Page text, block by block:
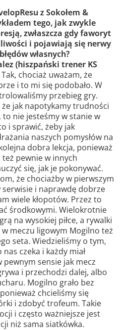
z Sokołem &
tego, jak zwykle
zwłaszcza gdy faworyt
i pojawiają się nerwy
własnych?
(hiszpański trener KS
Tak, chociaż uważam, że
i to mi się podobało. W
przebieg gry.
jak napotykamy trudności
nie jesteśmy w stanie w
i sprawić, żeby jak
naszych pomysłów na
dobra lekcja, ponieważ
pewnie w innych
się, jak je pokonywać.
że chociażby w pierwszym
serwisie i naprawdę dobrze
wiele kłopotów. Przez to
środkowymi. Wielokrotnie
na wysokiej piłce, a rywalki
meczu ligowym Mogilno też
seta. Wiedzieliśmy o tym,
czeka i każdy miał
sensie jak mecz
i przechodzi dalej, albo
Mogilno grało bez
chcieliśmy się
i zdobyć trofeum. Takie
i często ważniejsze jest
niż sama siatkówka.